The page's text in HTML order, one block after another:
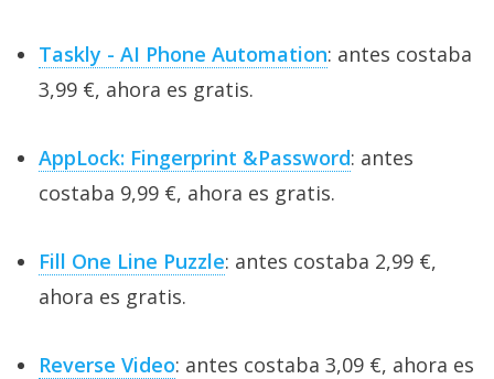
Taskly - AI Phone Automation: antes costaba
3,99 €, ahora es gratis.
AppLock: Fingerprint &Password: antes
costaba 9,99 €, ahora es gratis.
Fill One Line Puzzle: antes costaba 2,99 €,
ahora es gratis.
Reverse Video: antes costaba 3,09 €, ahora es